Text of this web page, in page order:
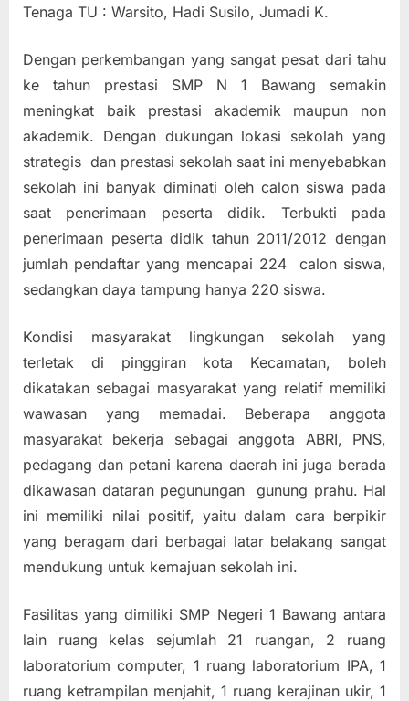
Tenaga TU : Warsito, Hadi Susilo, Jumadi K.
Dengan perkembangan yang sangat pesat dari tahu
ke tahun prestasi SMP N 1 Bawang semakin
meningkat baik prestasi akademik maupun non
akademik. Dengan dukungan lokasi sekolah yang
strategis dan prestasi sekolah saat ini menyebabkan
sekolah ini banyak diminati oleh calon siswa pada
saat penerimaan peserta didik. Terbukti pada
penerimaan peserta didik tahun 2011/2012 dengan
jumlah pendaftar yang mencapai 224 calon siswa,
sedangkan daya tampung hanya 220 siswa.
Kondisi masyarakat lingkungan sekolah yang
terletak di pinggiran kota Kecamatan, boleh
dikatakan sebagai masyarakat yang relatif memiliki
wawasan yang memadai. Beberapa anggota
masyarakat bekerja sebagai anggota ABRI, PNS,
pedagang dan petani karena daerah ini juga berada
dikawasan dataran pegunungan gunung prahu. Hal
ini memiliki nilai positif, yaitu dalam cara berpikir
yang beragam dari berbagai latar belakang sangat
mendukung untuk kemajuan sekolah ini.
Fasilitas yang dimiliki SMP Negeri 1 Bawang antara
lain ruang kelas sejumlah 21 ruangan, 2 ruang
laboratorium computer, 1 ruang laboratorium IPA, 1
ruang ketrampilan menjahit, 1 ruang kerajinan ukir, 1